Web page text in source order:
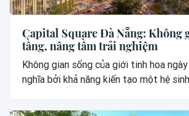
Capital Square Đà Nẵng: Không
tầng, nâng tầm trải nghiệm
Không gian sống của giới tinh hoa
nghĩa bởi khả năng kiến tạo một hệ